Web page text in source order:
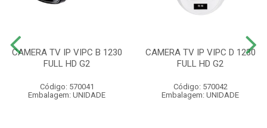
CAMERA TV IP VIPC B 1230
FULL HD G2
Código: 570041
Embalagem: UNIDADE
CAMERA TV IP VIPC D 1230
FULL HD G2
Código: 570042
Embalagem: UNIDADE